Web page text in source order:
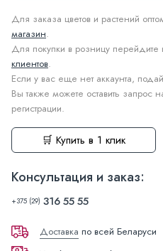
Для заказа цветов и растений
магазин.
Для покупки в розницу
клиентов.
Если у вас еще нет аккаунта,
Вы также можете оставить запрос
регистрации.
🛒 Купить в 1 клик
Консультация и заказ:
+375 (29) 316 55 55
Доставка по всей Беларуси